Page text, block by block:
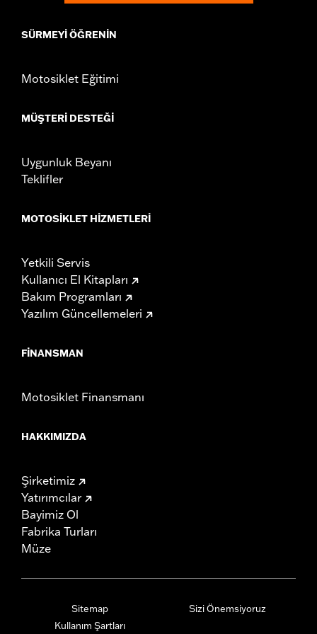
for some models. Handlebar height is regulated in many
locations. Check local laws to ensure your motorcycle
SÜRMEYI ÖĞRENIN
Motosiklet Eğitimi
MÜŞTERI DESTEĞI
Uygunluk Beyanı
Teklifler
MOTOSIKLET HIZMETLERI
Yetkili Servis
Kullanıcı El Kitapları
Bakım Programları
Yazılım Güncellemeleri
FINANSMAN
Motosiklet Finansmanı
HAKKIMIZDA
Şirketimiz
Yatırımcılar
Bayimiz Ol
Fabrika Turları
Müze
Sitemap
Kullanım Şartları
Sizi Önemsiyoruz